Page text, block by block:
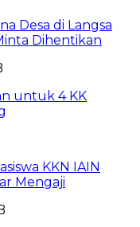
Desa di Langsa
Dihentikan
untuk 4 KK
KKN IAIN
Mengaji